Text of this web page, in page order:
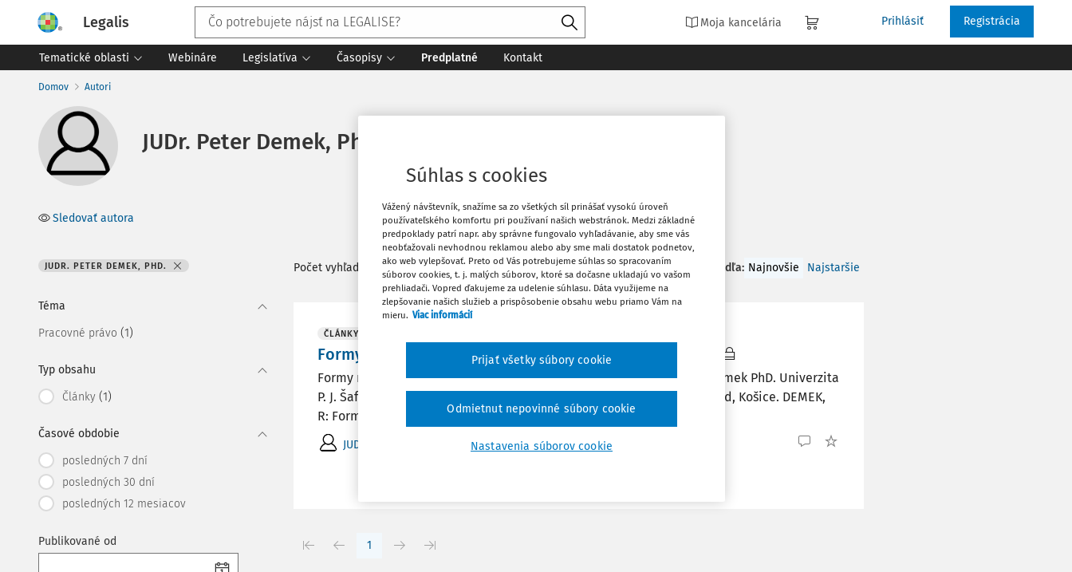
Legalis Moja kancelária Prihlásiť Registrácia
Tematické oblasti Webináre Legislatíva Časopisy Predplatné Kontakt
Domov Autori
JUDr. Peter Demek, PhD.
Sledovať autora
JUDR. PETER DEMEK, PHD.
Téma
Pracovné právo (1)
Typ obsahu
Články (1)
Časové obdobie
posledných 7 dní
posledných 30 dní
posledných 12 mesiacov
Publikované od
Počet vyhľadaných dokumentov:1 Zoradiť podľa: Najnovšie Najstaršie
ČLÁNKY
Formy realizácie sociálnych práv v pracovnom procese
Formy realizácie sociálnych práv v pracovnom procese. JUDr. Peter Demek PhD. Univerzita
P. J. Šafárika v Košiciach, Fakulta verejnej správy. Katedra právnych vied, Košice. DEMEK,
R: Formy realizácie sociálnych...
JUDr. Peter Demek PhD. Vydané:30. 9. 2008 / 46 minút čítania
1
Súhlas s cookies
Vážený návštevník, snažíme sa zo všetkých síl prinášať vysokú úroveň
používateľského komfortu pri používaní našich webstránok. Medzi základné
predpoklady patrí napr. aby správne fungovalo vyhľadávanie, aby sme vás
neobťažovali nevhodnou reklamou alebo aby sme mali dostatok podnetov,
ako web vylepšovať. Preto od Vás potrebujeme súhlas so spracovaním
súborov cookies, t. j. malých súborov, ktoré sa dočasne ukladajú vo vašom
prehliadači. Vopred ďakujeme za udelenie súhlasu. Dáta využijeme na
zlepšovanie našich služieb a prispôsobenie obsahu webu priamo Vám na
mieru. Viac informácií
Nastavenia súborov cookie
Odmietnut nepovinné súbory cookie
Prijať všetky súbory cookie